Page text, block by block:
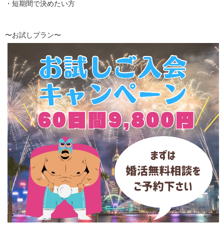
・短期間で決めたい方
〜お試しプラン〜